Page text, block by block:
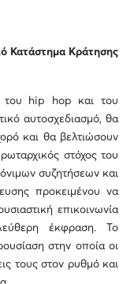
Κατάστημα Κράτησης
του hip hop και του
αυτοσχεδιασμό, θα
και θα βελτιώσουν
στόχος του
συζητήσεων και
προκειμένου να
επικοινωνία
έκφραση. Το
στην οποία οι
τους στον ρυθμό και